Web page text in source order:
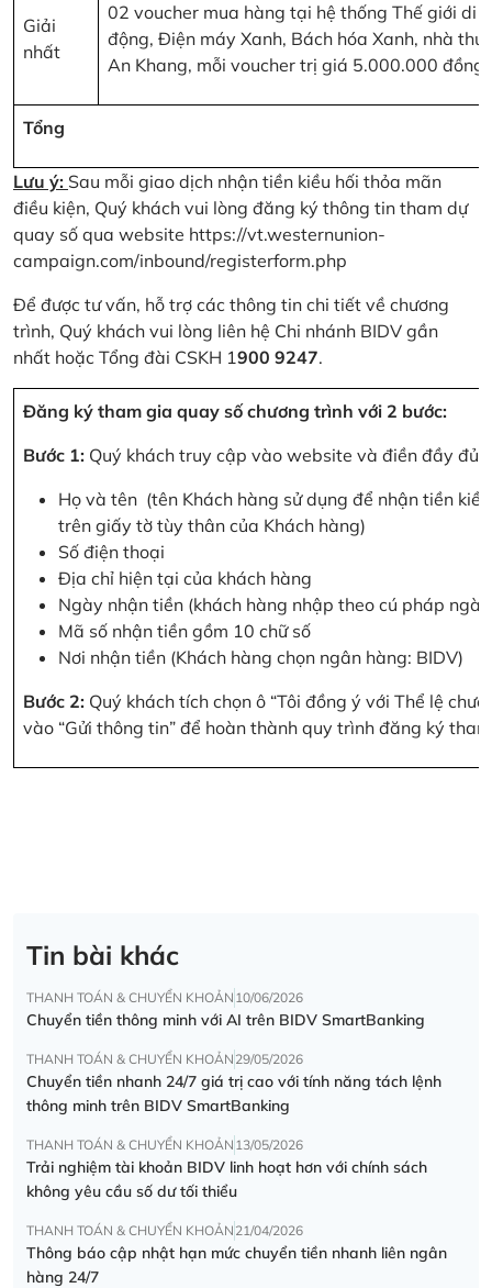
Giải
nhất
02 voucher mua hàng tại hệ thống Thế giới di
động, Điện máy Xanh, Bách hóa Xanh, nhà
An Khang, mỗi voucher trị giá 5.000.000 đồng
Tổng
Lưu ý: Sau mỗi giao dịch nhận tiền kiều hối thỏa mãn
điều kiện, Quý khách vui lòng đăng ký thông tin tham dự
quay số qua website https://vt.westernunion-
campaign.com/inbound/registerform.php
Để được tư vấn, hỗ trợ các thông tin chi tiết về chương
trình, Quý khách vui lòng liên hệ Chi nhánh BIDV gần
nhất hoặc Tổng đài CSKH 1900 9247.
Đăng ký tham gia quay số chương trình với 2 bước:
Bước 1: Quý khách truy cập vào website và điền đầy đủ
Họ và tên (tên Khách hàng sử dụng để nhận tiền
trên giấy tờ tùy thân của Khách hàng)
Số điện thoại
Địa chỉ hiện tại của khách hàng
Ngày nhận tiền (khách hàng nhập theo cú pháp
Mã số nhận tiền gồm 10 chữ số
Nơi nhận tiền (Khách hàng chọn ngân hàng: BIDV)
Bước 2: Quý khách tích chọn ô “Tôi đồng ý với Thể lệ
vào “Gửi thông tin” để hoàn thành quy trình đăng ký
Tin bài khác
THANH TOÁN & CHUYỂN KHOẢN 10/06/2026
Chuyển tiền thông minh với AI trên BIDV SmartBanking
THANH TOÁN & CHUYỂN KHOẢN 29/05/2026
Chuyển tiền nhanh 24/7 giá trị cao với tính năng tách lệnh
thông minh trên BIDV SmartBanking
THANH TOÁN & CHUYỂN KHOẢN 13/05/2026
Trải nghiệm tài khoản BIDV linh hoạt hơn với chính sách
không yêu cầu số dư tối thiểu
THANH TOÁN & CHUYỂN KHOẢN 21/04/2026
Thông báo cập nhật hạn mức chuyển tiền nhanh liên ngân
hàng 24/7